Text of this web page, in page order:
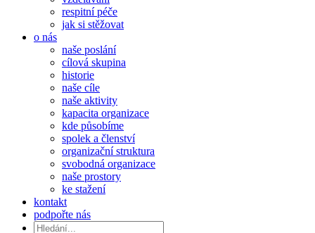
respitní péče
jak si stěžovat
o nás
naše poslání
cílová skupina
historie
naše cíle
naše aktivity
kapacita organizace
kde působíme
spolek a členství
organizační struktura
svobodná organizace
naše prostory
ke stažení
kontakt
podpořte nás
Hledat: